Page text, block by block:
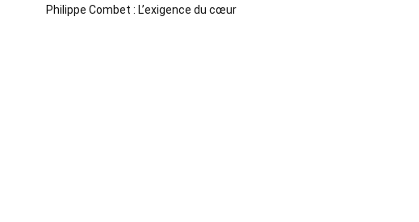
Philippe Combet : L’exigence du cœur